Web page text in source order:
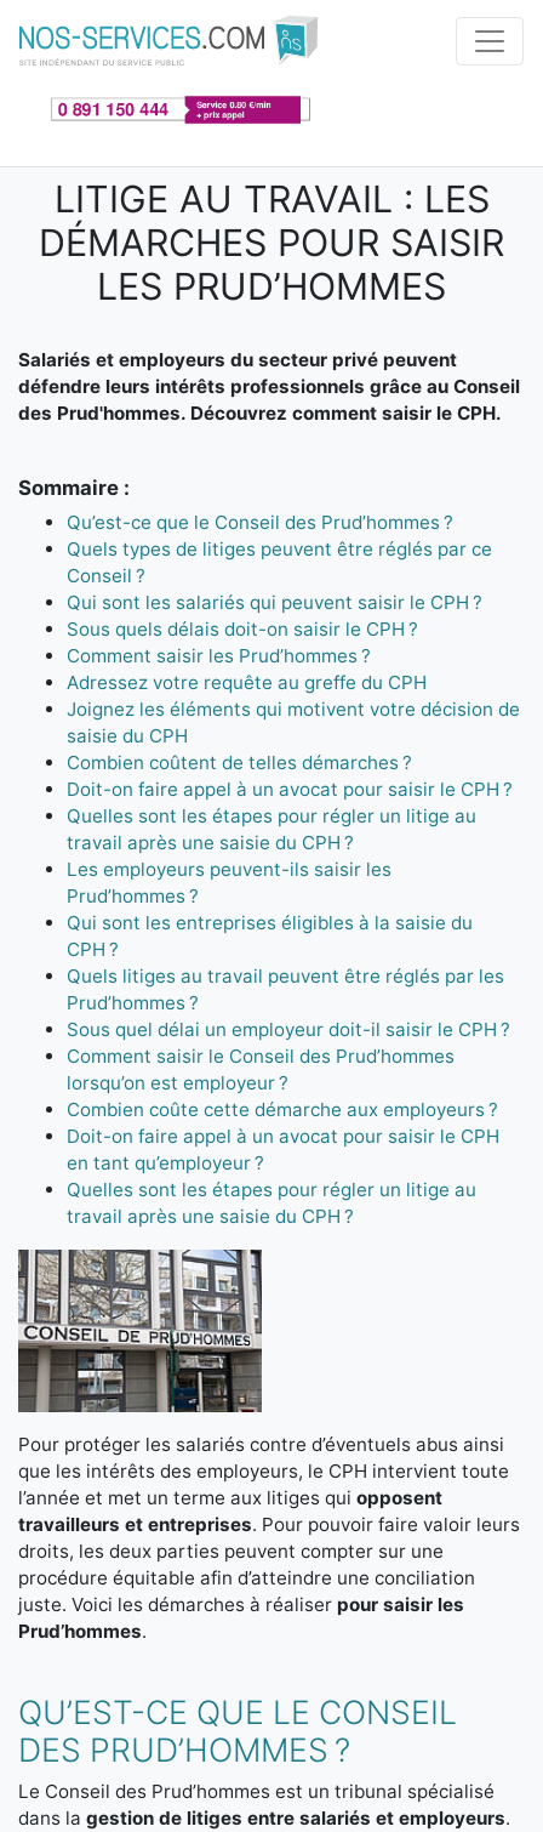
Aller au contenu principal
LITIGE AU TRAVAIL : LES
DÉMARCHES POUR SAISIR
LES PRUD’HOMMES
Salariés et employeurs du secteur privé peuvent
défendre leurs intérêts professionnels grâce au Conseil
des Prud'hommes. Découvrez comment saisir le CPH.
Sommaire :
Qu’est-ce que le Conseil des Prud’hommes ?
Quels types de litiges peuvent être réglés par ce
Conseil ?
Qui sont les salariés qui peuvent saisir le CPH ?
Sous quels délais doit-on saisir le CPH ?
Comment saisir les Prud’hommes ?
Adressez votre requête au greffe du CPH
Joignez les éléments qui motivent votre décision de
saisie du CPH
Combien coûtent de telles démarches ?
Doit-on faire appel à un avocat pour saisir le CPH ?
Quelles sont les étapes pour régler un litige au
travail après une saisie du CPH ?
Les employeurs peuvent-ils saisir les
Prud’hommes ?
Qui sont les entreprises éligibles à la saisie du
CPH ?
Quels litiges au travail peuvent être réglés par les
Prud’hommes ?
Sous quel délai un employeur doit-il saisir le CPH ?
Comment saisir le Conseil des Prud’hommes
lorsqu’on est employeur ?
Combien coûte cette démarche aux employeurs ?
Doit-on faire appel à un avocat pour saisir le CPH
en tant qu’employeur ?
Quelles sont les étapes pour régler un litige au
travail après une saisie du CPH ?
Pour protéger les salariés contre d’éventuels abus ainsi
que les intérêts des employeurs, le CPH intervient toute
l’année et met un terme aux litiges qui opposent
travailleurs et entreprises. Pour pouvoir faire valoir leurs
droits, les deux parties peuvent compter sur une
procédure équitable afin d’atteindre une conciliation
juste. Voici les démarches à réaliser pour saisir les
Prud’hommes.
QU’EST-CE QUE LE CONSEIL
DES PRUD’HOMMES ?
Le Conseil des Prud’hommes est un tribunal spécialisé
dans la gestion de litiges entre salariés et employeurs.